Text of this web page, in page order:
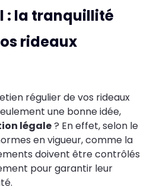
: la tranquillité
rideaux
régulier de vos rideaux
une bonne idée,
légale? En effet, selon le
en vigueur, comme la
doivent être contrôlés
pour garantir leur